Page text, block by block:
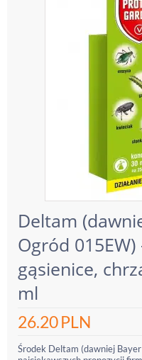
Deltam
Ogród
gąsienice,
ml
26.20PLN
Środek Deltam (dawniej